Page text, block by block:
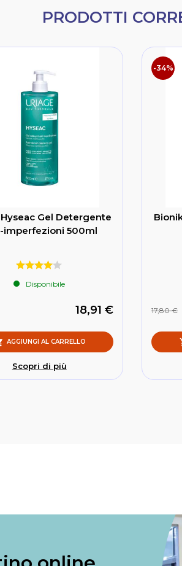
PRODOTTI
Gel Detergente
imperfezioni 500ml
Disponibile
18,91 €
AGGIUNGI AL CARRELLO
Scopri di più
-34%
17,80 €